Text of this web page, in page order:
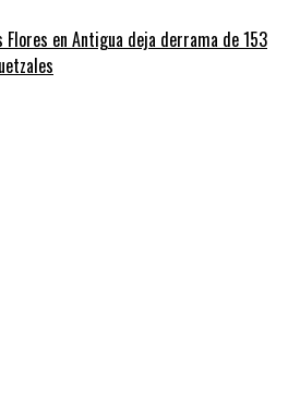
Flores en Antigua deja derrama de 153